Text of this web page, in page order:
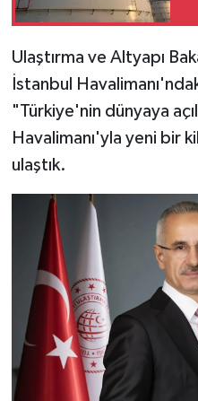
Ulaştırma ve Altyapı
İstanbul
"Türkiye'nin dünyaya
Havalimanı'yla yeni bir
ulaştık.